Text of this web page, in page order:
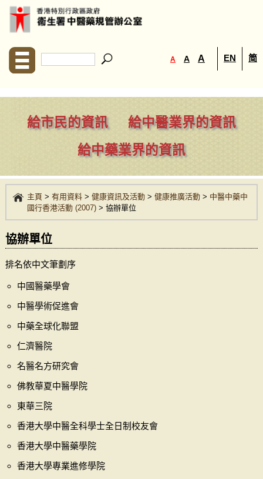
A A A EN 简
給市民的資訊
給中醫業界的資訊
給中藥業界的資訊
主頁 > 有用資料> 健康資訊及活動> 健康推廣活動> 中醫中藥中
國行香港活動 (2007)> 協辦單位
協辦單位
排名依中文筆劃序
中國醫藥學會
中醫學術促進會
中藥全球化聯盟
仁濟醫院
名醫名方研究會
佛教華夏中醫學院
東華三院
香港大學中醫全科學士全日制校友會
香港大學中醫藥學院
香港大學專業進修學院